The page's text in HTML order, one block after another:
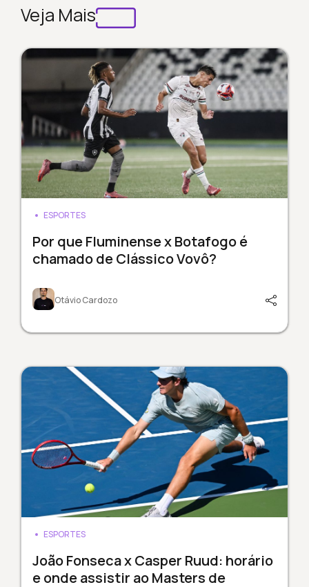
Veja Mais
ESPORTES
Por que Fluminense x Botafogo é
chamado de Clássico Vovô?
Otávio Cardozo
ESPORTES
João Fonseca x Casper Ruud: horário
e onde assistir ao Masters de